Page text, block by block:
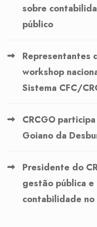
sobre
público
Representantes
workshop
Sistema CFC/
CRCGO
Goiano da
Presidente do
gestão pública
contabilidade